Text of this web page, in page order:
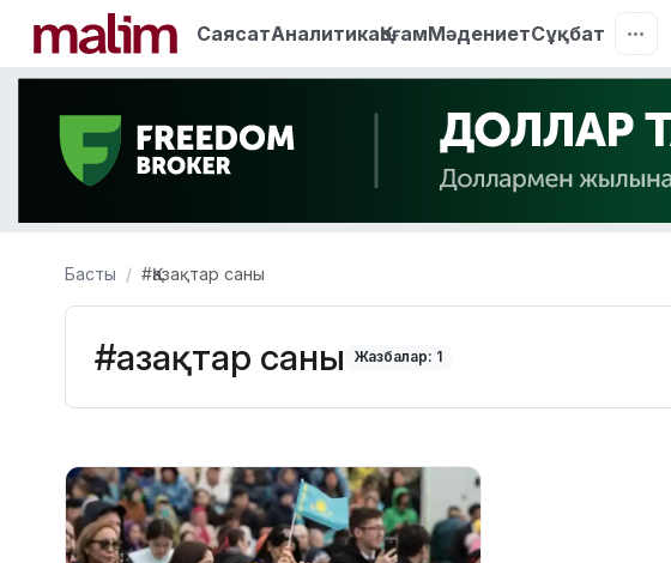
СаясатАналитикаҚоғамМәдениетСұқбат
Басты #Қазақтар саны
#Қазақтар саны Жазбалар: 1